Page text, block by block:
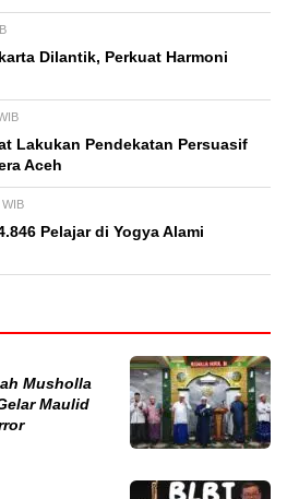
Dilantik, Perkuat Harmoni
Lakukan Pendekatan Persuasif
Aceh
Pelajar di Yogya Alami
Musholla
Maulid